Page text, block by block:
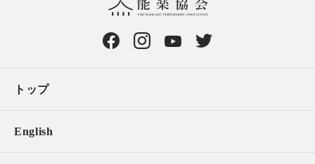
トップ
English